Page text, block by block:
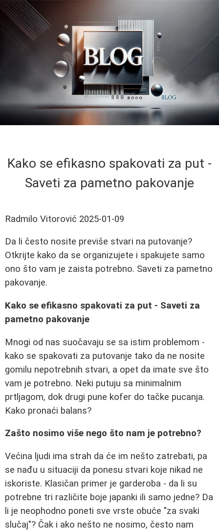
Kako se efikasno spakovati za put -
Saveti za pametno pakovanje
Radmilo Vitorović 2025-01-09
Da li često nosite previše stvari na putovanje?
Otkrijte kako da se organizujete i spakujete samo
ono što vam je zaista potrebno. Saveti za pametno
pakovanje.
Kako se efikasno spakovati za put - Saveti za
pametno pakovanje
Mnogi od nas suočavaju se sa istim problemom -
kako se spakovati za putovanje tako da ne nosite
gomilu nepotrebnih stvari, a opet da imate sve što
vam je potrebno. Neki putuju sa minimalnim
prtljagom, dok drugi pune kofer do tačke pucanja.
Kako pronaći balans?
Zašto nosimo više nego što nam je potrebno?
Većina ljudi ima strah da će im nešto zatrebati, pa
se nađu u situaciji da ponesu stvari koje nikad ne
iskoriste. Klasičan primer je garderoba - da li su
potrebne tri različite boje japanki ili samo jedne? Da
li je neophodno poneti sve vrste obuće "za svaki
slučaj"? Čak i ako nešto ne nosimo, često nam